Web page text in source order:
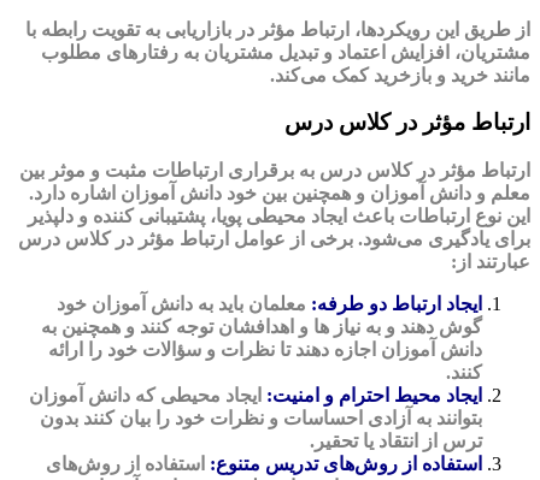
از طریق این رویکردها، ارتباط مؤثر در بازاریابی به تقویت رابطه با
مشتریان، افزایش اعتماد و تبدیل مشتریان به رفتارهای مطلوب
مانند خرید و بازخرید کمک می‌کند.
ارتباط مؤثر در کلاس درس
ارتباط مؤثر در کلاس درس به برقراری ارتباطات مثبت و موثر بین
معلم و دانش ‌آموزان و همچنین بین خود دانش ‌آموزان اشاره دارد.
این نوع ارتباطات باعث ایجاد محیطی پویا، پشتیبانی کننده و دلپذیر
برای یادگیری می‌شود. برخی از عوامل ارتباط مؤثر در کلاس درس
عبارتند از:
ایجاد ارتباط دو طرفه: معلمان باید به دانش‌ آموزان خود
گوش دهند و به نیاز ها و اهدافشان توجه کنند و همچنین به
دانش ‌آموزان اجازه دهند تا نظرات و سؤالات خود را ارائه
کنند.
ایجاد محیط احترام و امنیت: ایجاد محیطی که دانش ‌آموزان
بتوانند به آزادی احساسات و نظرات خود را بیان کنند بدون
ترس از انتقاد یا تحقیر.
استفاده از روش‌های تدریس متنوع: استفاده از روش‌های